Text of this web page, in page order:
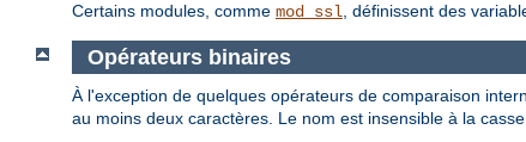
Certains modules, comme mod_ssl , définissent des
Opérateurs binaires
À l'exception de quelques opérateurs de comparaison
au moins deux caractères. Le nom est insensible à la